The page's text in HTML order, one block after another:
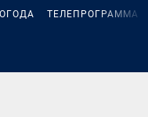
ТЕЛЕПРОГРАММА